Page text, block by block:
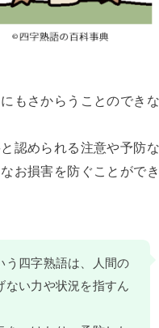
もさからうことのでき
認められる注意や予防
お損害を防ぐことがで
う四字熟語は、人間の
ない力や状況を指すん